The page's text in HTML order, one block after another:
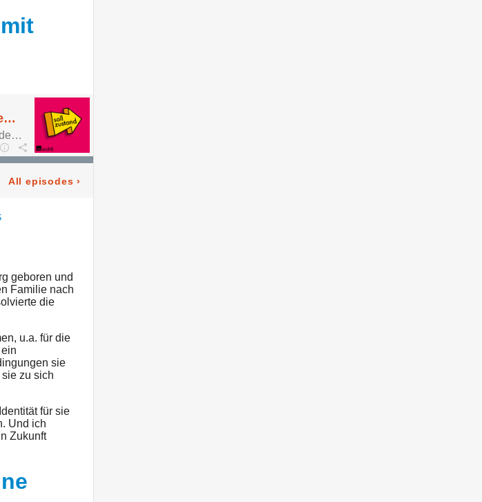
Lena Gorelik über eine Welt mit mehr Zugehörigkeit
Sollzustand. Der neue Podcast zur aktuellen Lage der Zukunft.
All episodes ›
geboren und
Familie nach
die
u.a. für die
sie
zu sich
für sie
Und ich
Zukunft